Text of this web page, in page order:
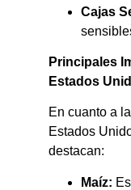
Cajas
Principales
Estados
En cuanto a
Estados
destacan:​
Maíz: